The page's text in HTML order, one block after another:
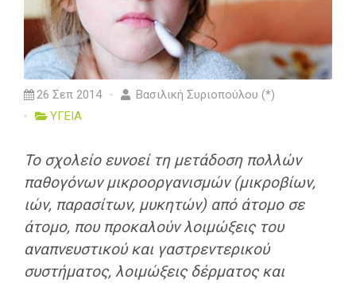
26 Σεπ 2014
Βασιλική Συριοπούλου (*)
ΥΓΕΙΑ
Το σχολείο ευνοεί τη μετάδοση πολλών
παθογόνων μικροοργανισμών (μικροβίων,
ιών, παρασίτων, μυκητών) από άτομο σε
άτομο, που προκαλούν λοιμώξεις του
αναπνευστικού και γαστρεντερικού
συστήματος, λοιμώξεις δέρματος και